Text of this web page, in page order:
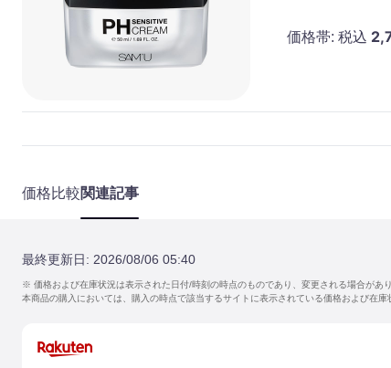
価格帯: 税込
価格比較関連記事
最終更新日: 2026/08/06 05:40
※ 価格および在庫状況は表示された日付/時刻の時点のものであり、変更される場合があり
本商品の購入においては、購入の時点で該当するサイトに表示されている価格および在庫